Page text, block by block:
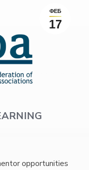
ФЕБ
17
opportunities